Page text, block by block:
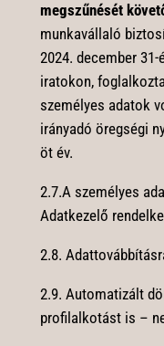
megszűnését
munkavállaló
2024. december
iratokon,
személyes adatok
irányadó öregségi
öt év.
2.7.A személyes
Adatkezelő
2.8.
2.9. Automatizált
profilalkotást is –